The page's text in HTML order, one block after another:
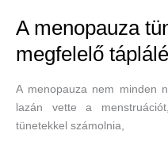
A menopauza
megfelelő
A menopauza nem minden
lazán vette a
tünetekkel számolnia,